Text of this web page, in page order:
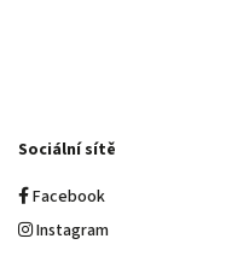
Sociální sítě
Facebook
Instagram